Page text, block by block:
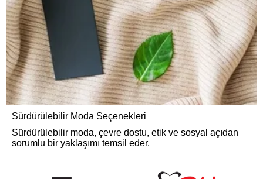
Sürdürülebilir Moda Seçenekleri
Sürdürülebilir moda, çevre dostu, etik ve sosyal açıdan
sorumlu bir yaklaşımı temsil eder.